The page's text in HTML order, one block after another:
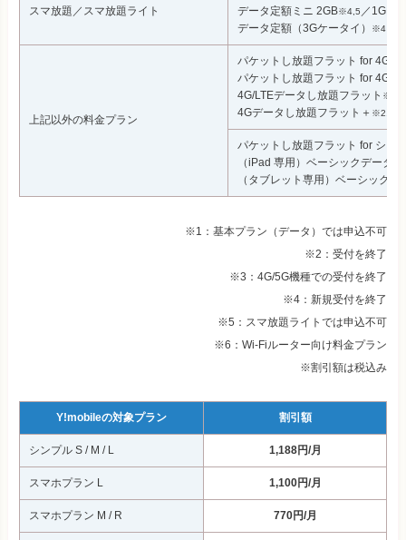
スマ放題／スマ放題ライト
データ定額ミニ 2GB※4,5 ／1GB
データ定額（3Gケータイ） ※4
上記以外の料金プラン
パケットし放題フラット for 4G
パケットし放題フラット for 4G
4G/LTEデータし放題フラット ※2,6
4Gデータし放題フラット＋ ※2,6
パケットし放題フラット for シン
（iPad 専用）ベーシックデータ
（タブレット専用）ベーシック
※1：基本プラン（データ）では申込不可
※2：受付を終了
※3：4G/5G機種での受付を終了
※4：新規受付を終了
※5：スマ放題ライトでは申込不可
※6：Wi-Fiルーター向け料金プラン
※割引額は税込み
Y!mobileの対象プラン 割引額
シンプル S / M / L 1,188円/月
スマホプラン L 1,100円/月
スマホプラン M / R 770円/月